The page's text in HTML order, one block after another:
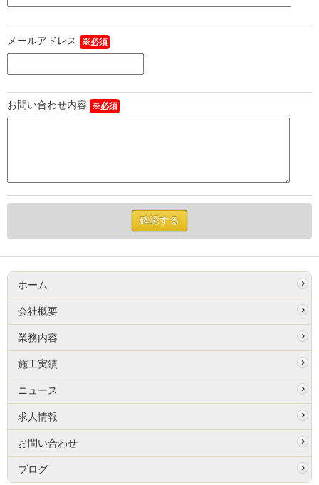
メールアドレス ※必須
お問い合わせ内容 ※必須
ホーム
会社概要
業務内容
施工実績
ニュース
求人情報
お問い合わせ
ブログ